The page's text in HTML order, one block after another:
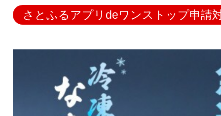
さとふるアプリdeワンストップ申請